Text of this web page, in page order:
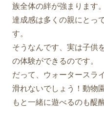
族全体の絆が強まります
達成感は多くの親にとっ
す。
そうなんです、実は子供
の体験ができるのです。
だって、ウォータースラ
滑れないでしょう！動物
もと一緒に遊べるのも醍